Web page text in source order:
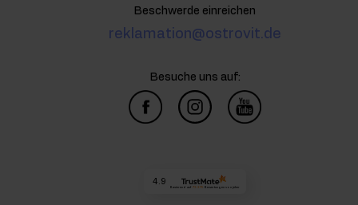
Beschwerde einreichen
reklamation@ostrovit.de
Besuche uns auf:
4.9
Basierend auf 73 275 Bewertungen von jeher